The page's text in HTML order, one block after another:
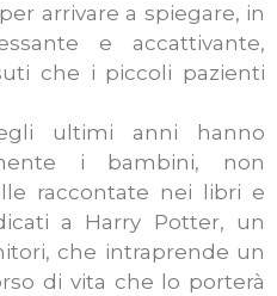
arrivare a spiegare, in
e accattivante,
che i piccoli pazienti
ultimi anni hanno
i bambini, non
raccontate nei libri e
a Harry Potter, un
che intraprende un
di vita che lo porterà